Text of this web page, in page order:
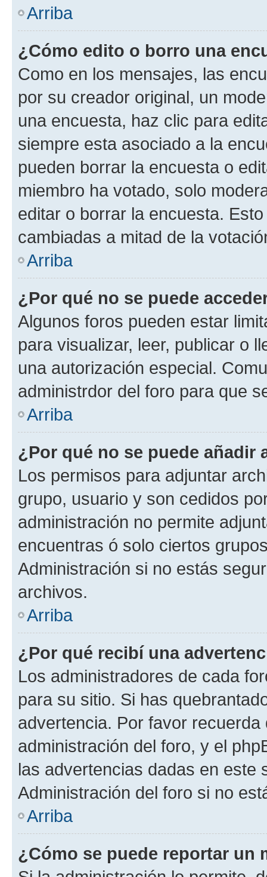
Arriba
¿Cómo edito o borro una
Como en los mensajes, las
por su creador original, un
una encuesta, haz clic para
siempre esta asociado a la
pueden borrar la encuesta o
miembro ha votado, solo
editar o borrar la encuesta.
cambiadas a mitad de la
Arriba
¿Por qué no se puede
Algunos foros pueden estar
para visualizar, leer, publicar o
una autorización especial.
administrdor del foro para que
Arriba
¿Por qué no se puede añadir
Los permisos para adjuntar
grupo, usuario y son cedidos
administración no permite
encuentras ó solo ciertos
Administración si no estás
archivos.
Arriba
¿Por qué recibí una
Los administradores de cada
para su sitio. Si has
advertencia. Por favor
administración del foro, y el
las advertencias dadas en este
Administración del foro si no
Arriba
¿Cómo se puede reportar un